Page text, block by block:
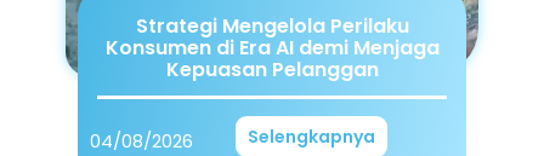
Strategi Mengelola Perilaku
Konsumen di Era AI demi Menjaga
Kepuasan Pelanggan
04/08/2026 Selengkapnya